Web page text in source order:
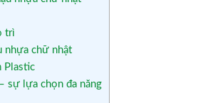
trì
nhựa chữ nhật
Plastic
sự lựa chọn đa năng